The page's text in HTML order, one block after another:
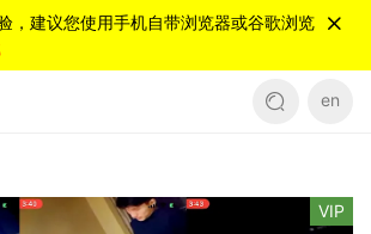
，建议您使用手机自带浏览器或谷歌浏览
en
VIP